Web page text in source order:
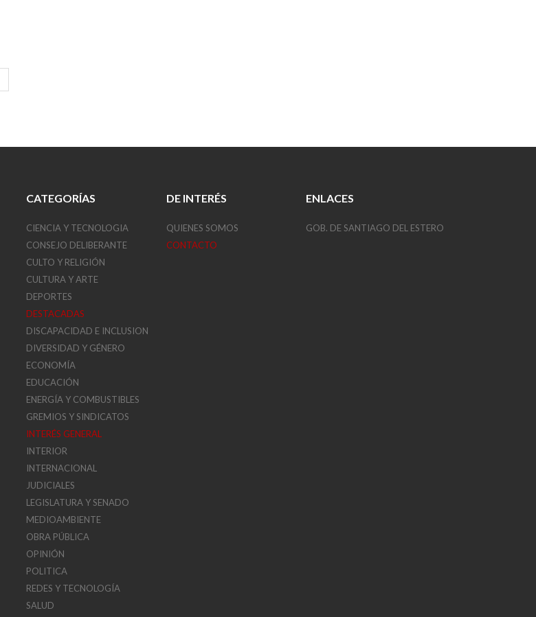
CATEGORÍAS
CIENCIA Y TECNOLOGIA
CONSEJO DELIBERANTE
CULTO Y RELIGIÓN
CULTURA Y ARTE
DEPORTES
DESTACADAS
DISCAPACIDAD E INCLUSION
DIVERSIDAD Y GÉNERO
ECONOMÍA
EDUCACIÓN
ENERGÍA Y COMBUSTIBLES
GREMIOS Y SINDICATOS
INTERÉS GENERAL
INTERIOR
INTERNACIONAL
JUDICIALES
LEGISLATURA Y SENADO
MEDIOAMBIENTE
OBRA PÚBLICA
OPINIÓN
POLITICA
REDES Y TECNOLOGÍA
SALUD
DE INTERÉS
QUIENES SOMOS
CONTACTO
ENLACES
GOB. DE SANTIAGO DEL ESTERO